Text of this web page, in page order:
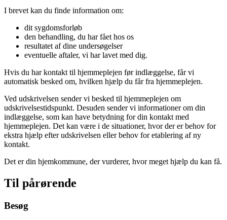
I brevet kan du finde information om:
dit sygdomsforløb
den behandling, du har fået hos os
resultatet af dine undersøgelser
eventuelle aftaler, vi har lavet med dig.
Hvis du har kontakt til hjemmeplejen før indlæggelse, får vi
automatisk besked om, hvilken hjælp du får fra hjemmeplejen.
Ved udskrivelsen sender vi besked til hjemmeplejen om
udskrivelsestidspunkt. Desuden sender vi informationer om din
indlæggelse, som kan have betydning for din kontakt med
hjemmeplejen. Det kan være i de situationer, hvor der er behov for
ekstra hjælp efter udskrivelsen eller behov for etablering af ny
kontakt.
Det er din hjemkommune, der vurderer, hvor meget hjælp du kan få.
Til pårørende
Besøg